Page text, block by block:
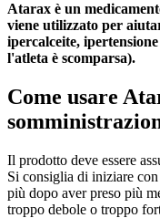
Atarax è un
viene utilizzato per
ipercalceite,
l'atleta è scomparsa).
Come usare
Il prodotto deve essere
Si consiglia di iniziare
più dopo aver preso più
troppo debole o troppo